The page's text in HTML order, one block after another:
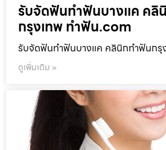
รับจัดฟันทำฟันบางแค คลิ
กรุงเทพ ทำฟัน.com
รับจัดฟันทำฟันบางแค คลินิกทำฟันกรุ
ดูเพิ่มเติม »